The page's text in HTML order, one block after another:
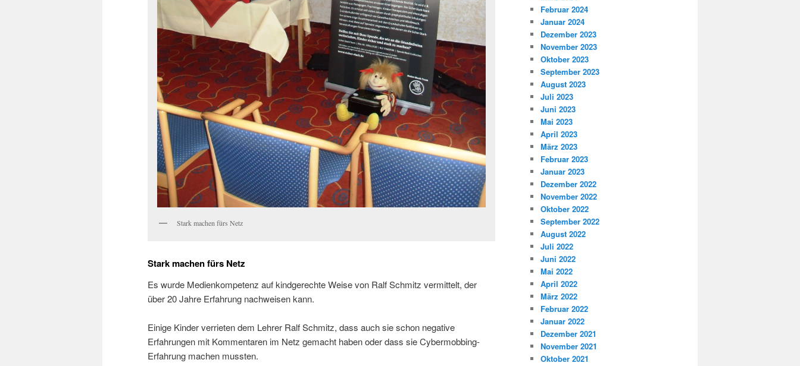
Stark machen fürs Netz
Stark machen fürs Netz
Es wurde Medienkompetenz auf kindgerechte Weise von Ralf Schmitz vermittelt, der
über 20 Jahre Erfahrung nachweisen kann.
Einige Kinder verrieten dem Lehrer Ralf Schmitz, dass auch sie schon negative
Erfahrungen mit Kommentaren im Netz gemacht haben oder dass sie Cybermobbing-
Erfahrung machen mussten.
Februar 2024
Januar 2024
Dezember 2023
November 2023
Oktober 2023
September 2023
August 2023
Juli 2023
Juni 2023
Mai 2023
April 2023
März 2023
Februar 2023
Januar 2023
Dezember 2022
November 2022
Oktober 2022
September 2022
August 2022
Juli 2022
Juni 2022
Mai 2022
April 2022
März 2022
Februar 2022
Januar 2022
Dezember 2021
November 2021
Oktober 2021